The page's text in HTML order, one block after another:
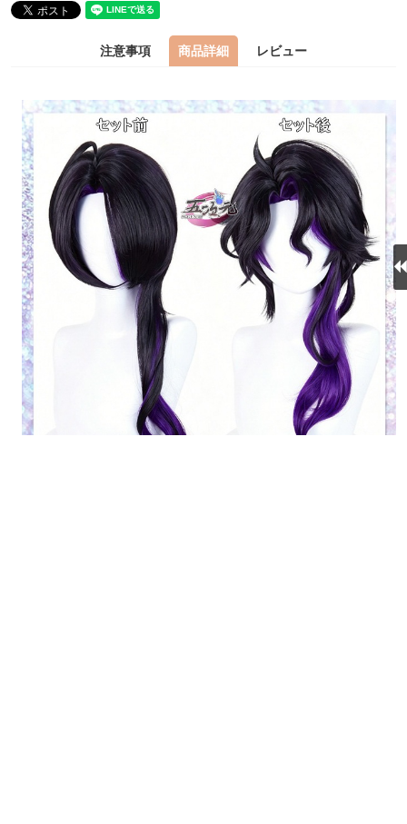
注意事項 商品詳細 レビュー